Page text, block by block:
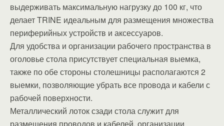
выдерживать максимальную нагрузку до 100 кг, что
делает TRINE идеальным для размещения множества
периферийных устройств и аксессуаров.
Для удобства и организации рабочего пространства в
оголовье стола присутствует специальная выемка,
также по обе стороны столешницы располагаются 2
выемки, позволяющие убрать все провода и кабели с
рабочей поверхности.
Металлический лоток сзади стола служит для
размещения проводов и кабелей, организации